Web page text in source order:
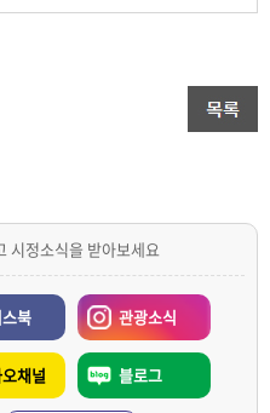
시정소식을 받아보세요
북 관광소식
채널 블로그